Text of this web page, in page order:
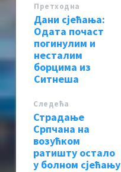
Претходна
Дани сјећања:
Одата почаст
погинулим и
несталим
борцима из
Ситнеша
Следећa
Страдање
Српчана на
возућком
ратишту остало
у болном сјећању